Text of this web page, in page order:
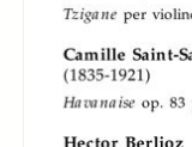
Libretti di sala -
Libretto di sala - 2005 -